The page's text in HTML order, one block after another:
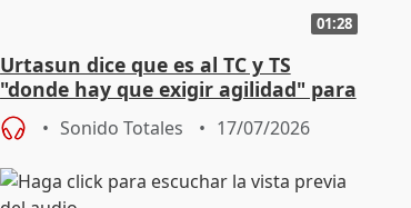
01:28
Urtasun dice que es al TC y TS
"donde hay que exigir agilidad" para
aplicar la Ley de Amnistía
Sonido Totales 17/07/2026